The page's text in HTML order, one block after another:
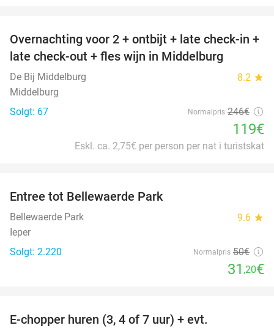
52%
Overnachting voor 2 + ontbijt + late check-in +
late check-out + fles wijn in Middelburg
De Bij Middelburg 8.2 star
Middelburg
Solgt: 67
Normalpris 246€
119€
Eskl. ca. 2,75€ per person per nat i turistskat
Entree tot Bellewaerde Park
Bellewaerde Park 9.6 star
Ieper
Solgt: 2.220
Normalpris 50€
31 ,20€
E-chopper huren (3, 4 of 7 uur) + evt.